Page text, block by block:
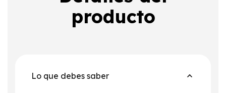
producto
Lo que debes saber